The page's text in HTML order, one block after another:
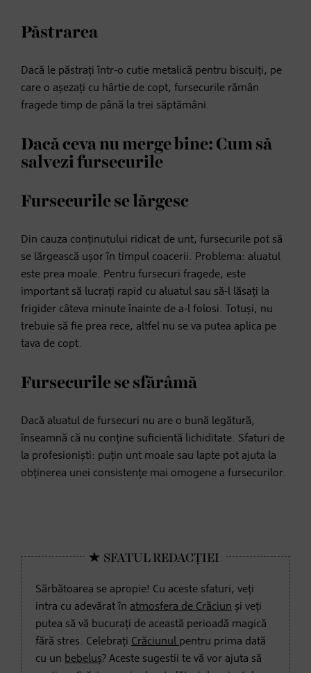
Păstrarea
Dacă le păstrați într-o cutie metalică pentru biscuiți, pe
care o așezați cu hârtie de copt, fursecurile rămân
fragede timp de până la trei săptămâni.
Dacă ceva nu merge bine: Cum să
salvezi fursecurile
Fursecurile se lărgesc
Din cauza conținutului ridicat de unt, fursecurile pot să
se lărgească ușor în timpul coacerii. Problema: aluatul
este prea moale. Pentru fursecuri fragede, este
important să lucrați rapid cu aluatul sau să-l lăsați la
frigider câteva minute înainte de a-l folosi. Totuși, nu
trebuie să fie prea rece, altfel nu se va putea aplica pe
tava de copt.
Fursecurile se sfărâmă
Dacă aluatul de fursecuri nu are o bună legătură,
înseamnă că nu conține suficientă lichiditate. Sfaturi de
la profesioniști: puțin unt moale sau lapte pot ajuta la
obținerea unei consistențe mai omogene a fursecurilor.
Sărbătoarea se apropie! Cu aceste sfaturi, veți
intra cu adevărat în atmosfera de Crăciun și veți
putea să vă bucurați de această perioadă magică
fără stres. Celebrați Crăciunul pentru prima dată
cu un bebeluș? Aceste sugestii te vă vor ajuta să